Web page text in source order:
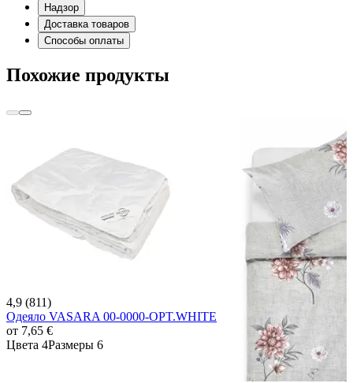
Надзор
Доставка товаров
Способы оплаты
Похожие продукты
4,9 (811)
Одеяло VASARA 00-0000-OPT.WHITE
от 7,65 €
Цвета 4Размеры 6